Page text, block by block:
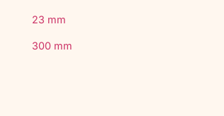
23 mm
300 mm